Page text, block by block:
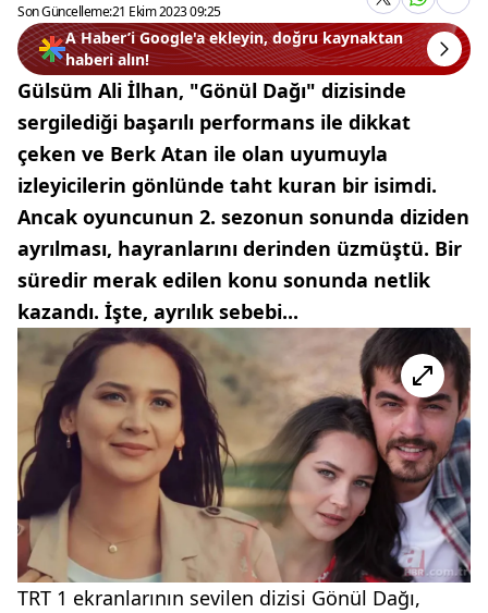
Son Güncelleme:21 Ekim 2023 09:25
A Haber’i Google'a ekleyin, doğru kaynaktan
haberi alın!
Gülsüm Ali İlhan, "Gönül Dağı" dizisinde
sergilediği başarılı performans ile dikkat
çeken ve Berk Atan ile olan uyumuyla
izleyicilerin gönlünde taht kuran bir isimdi.
Ancak oyuncunun 2. sezonun sonunda diziden
ayrılması, hayranlarını derinden üzmüştü. Bir
süredir merak edilen konu sonunda netlik
kazandı. İşte, ayrılık sebebi...
TRT 1 ekranlarının sevilen dizisi Gönül Dağı,